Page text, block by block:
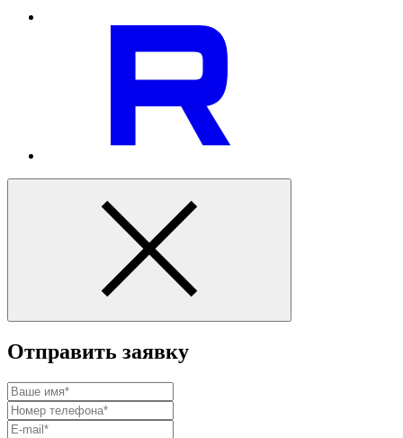
Отправить заявку